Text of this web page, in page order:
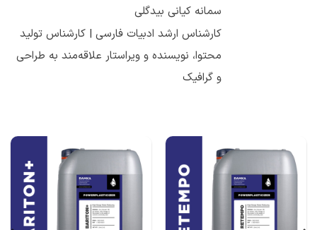
سمانه کیانی بیدگلی
کارشناس ارشد ادبیات فارسی | کارشناس تولید
محتوا، نویسنده و ویراستار علاقه‌مند به طراحی
و گرافیک